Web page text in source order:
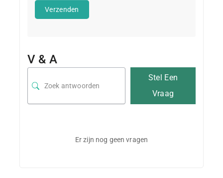
V & A
Stel Een
Vraag
Er zijn nog geen vragen